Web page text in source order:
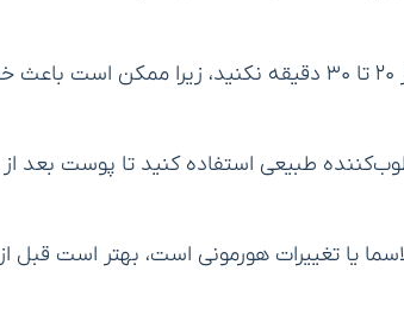
– مدت زمان نگه داشتن ماسک حنا روی پوست را بیش از ۲۰ تا ۳۰ دقیقه نکنید، زیرا ممکن
طبیعی استفاده کنید تا پوست بعد از
یا تغییرات هورمونی است، بهتر است قبل